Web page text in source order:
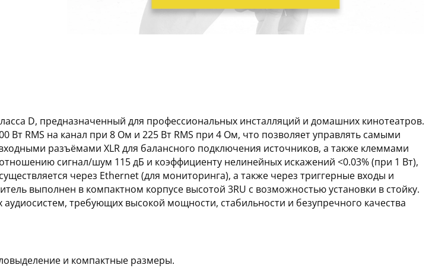
D, предназначенный для профессиональных инсталляций и домашних кинотеатров.
RMS на канал при 8 Ом и 225 Вт RMS при 4 Ом, что позволяет управлять самыми
разъёмами XLR для балансного подключения источников, а также клеммами
сигнал/шум 115 дБ и коэффициенту нелинейных искажений <0.03% (при 1 Вт),
через Ethernet (для мониторинга), а также через триггерные входы и
выполнен в компактном корпусе высотой 3RU с возможностью установки в стойку.
требующих высокой мощности, стабильности и безупречного качества
и компактные размеры.